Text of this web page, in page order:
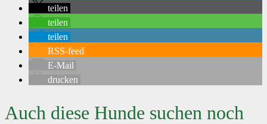
teilen
teilen
teilen
RSS-feed
E-Mail
drucken
Auch diese Hunde suchen noch